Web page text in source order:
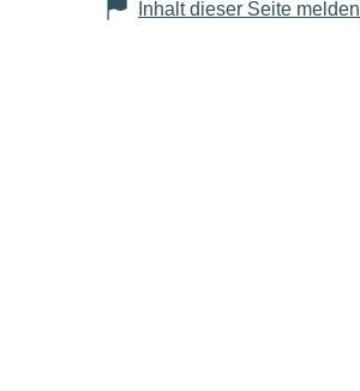
Inhalt dieser Seite melden